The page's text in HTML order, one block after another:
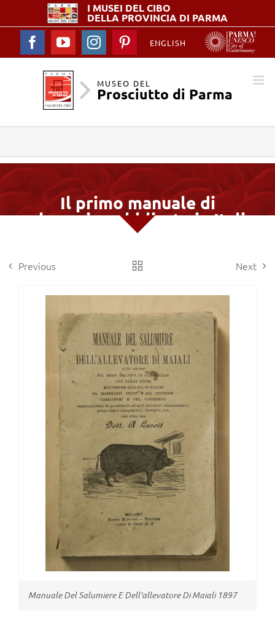
I MUSEI DELCIBO
DELLA PROVINCIA DI PARMA
ENGLISH
FacebookYouTubeInstagramPinterest
MUSEO DEL
Prosciutto di Parma
Il primo manuale di
salumeria pubblicato in Italia
Previous Next
Larger
Image